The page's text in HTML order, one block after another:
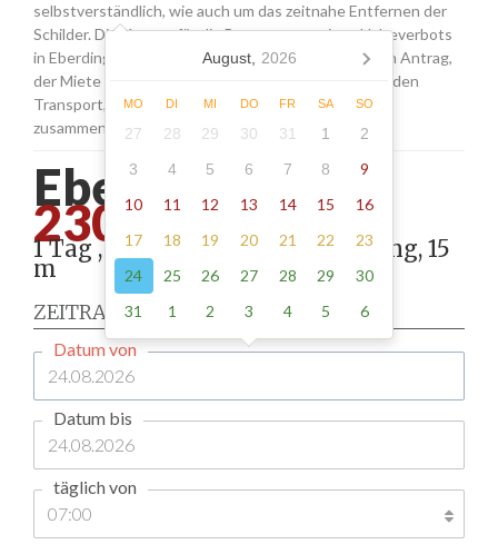
selbstverständlich, wie auch um das zeitnahe Entfernen der
Schilder. Die Kosten für die Beantragung eines Halteverbots
in Eberdingen setzen sich aus den Gebühren für den Antrag,
der Miete für die Schilder sowie einer Pauschale für den
Transport, das Aufstellen und Abholen der Schilder
zusammen.
Eberdingen -
230.00
1 Tag , Stellung gemäß Anordnung, 15
m
ZEITRAUM
Datum von
Datum bis
täglich von
August, 2026
MO DI MI DO FR SA SO
27 28 29 30 31 1
2
3
4 5 6 7 8
9
10
11 12 13 14 15
16
17
18 19 20 21 22
23
24
25 26 27 28 29
30
31
1 2 3 4 5 6